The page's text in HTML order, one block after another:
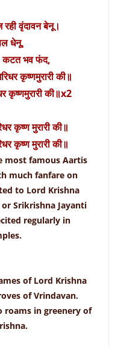
वृंदावन बेनू।
धेनू,
कटत भव फंद,
कृष्णमुरारी की॥
कृष्णमुरारी की॥x2
कृष्ण मुरारी की॥
कृष्ण मुरारी की॥
most famous Aartis
much fanfare on
to Lord Krishna
Srikrishna Jayanti
regularly in
of Lord Krishna
of Vrindavan.
roams in greenery of